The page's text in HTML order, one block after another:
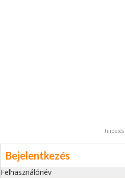
hirdetés
Bejelentkezés
Felhasználónév